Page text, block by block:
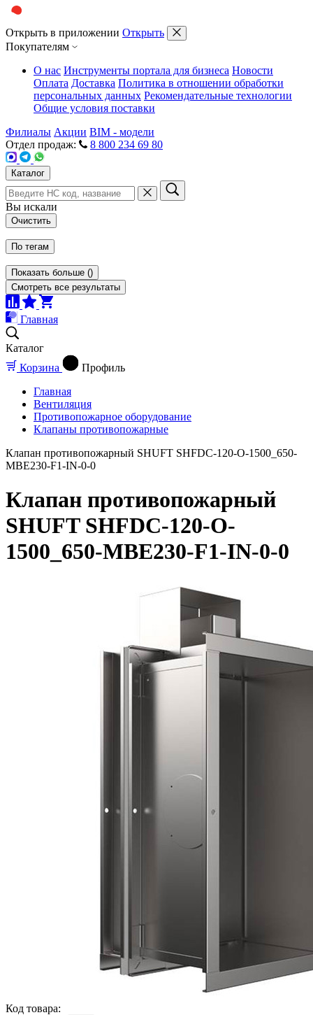
Открыть в приложении Открыть
Покупателям
О нас Инструменты портала для бизнеса Новости
Оплата Доставка Политика в отношении обработки
персональных данных Рекомендательные технологии
Общие условия поставки
Филиалы Акции BIM - модели
Отдел продаж:
8 800 234 69 80
Каталог
Вы искали
Очистить
По тегам
Показать больше ()
Смотреть все результаты
Главная
Каталог
Корзина
Профиль
Главная
Вентиляция
Противопожарное оборудование
Клапаны противопожарные
Клапан противопожарный SHUFT SHFDC-120-O-1500_650-
MBE230-F1-IN-0-0
Клапан противопожарный
SHUFT SHFDC-120-O-
1500_650-MBE230-F1-IN-0-0
Код товара: